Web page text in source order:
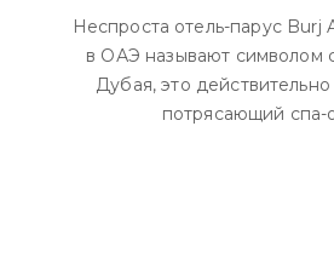
Неспроста отель-парус Burj
в ОАЭ называют символом
Дубая, это
потрясающий спа-